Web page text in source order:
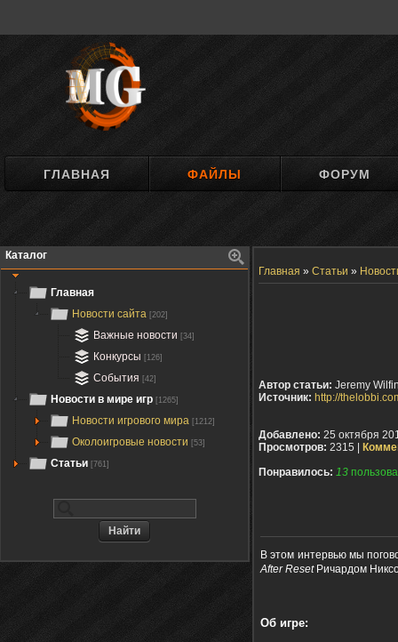
ГЛАВНАЯ ФАЙЛЫ ФОРУМ
Каталог
Главная
Новости сайта [202]
Важные новости [34]
Конкурсы [126]
События [42]
Новости в мире игр [1265]
Новости игрового мира [1212]
Околоигровые новости [53]
Статьи [761]
Главная » Статьи »
Автор статьи: Jeremy
Источник: http://
Добавлено: 25 октября
Просмотров: 2315 |
Понравилось: 13
В этом интервью мы
After ResetРичардом
Об игре: